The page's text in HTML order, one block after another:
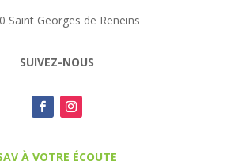
Saint Georges de Reneins
SUIVEZ-NOUS
À VOTRE ÉCOUTE